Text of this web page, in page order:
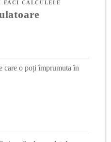
FACI CALCULELE
care o poți împrumuta în